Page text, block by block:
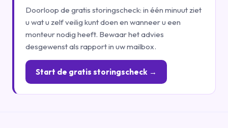
Doorloop de gratis storingscheck: in één minuut ziet
u wat u zelf veilig kunt doen en wanneer u een
monteur nodig heeft. Bewaar het advies
desgewenst als rapport in uw mailbox.
Start de gratis storingscheck →